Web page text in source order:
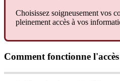
Choisissez soigneusement vos
pleinement accès à vos
Comment fonctionne l'accès